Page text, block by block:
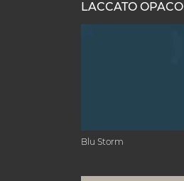
LACCATO OPACO
Blu Storm